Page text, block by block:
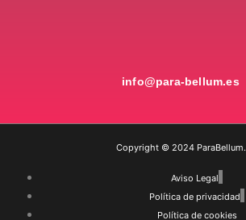
info@para-bellum.es
Copyright © 2024 ParaBellum.
Aviso Legal
Política de privacidad
Política de cookies